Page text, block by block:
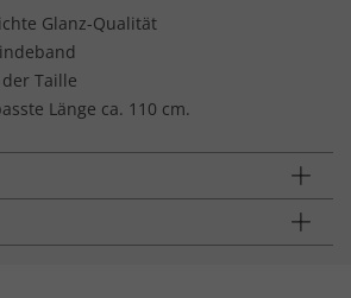
Glanz-Qualität
Taille
Länge ca. 110 cm.